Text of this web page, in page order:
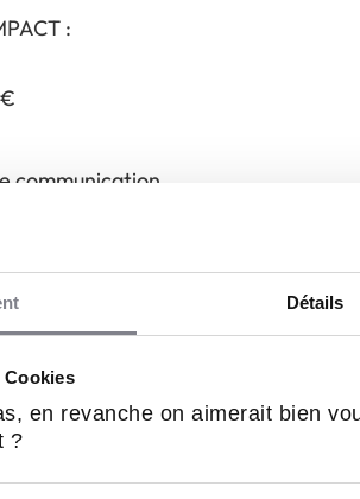
Détails
Cookies
en revanche on aimerait bien
?
:
communication
€
par notre service
une récurrence dans les demandes
(100 % de marge brute en
: